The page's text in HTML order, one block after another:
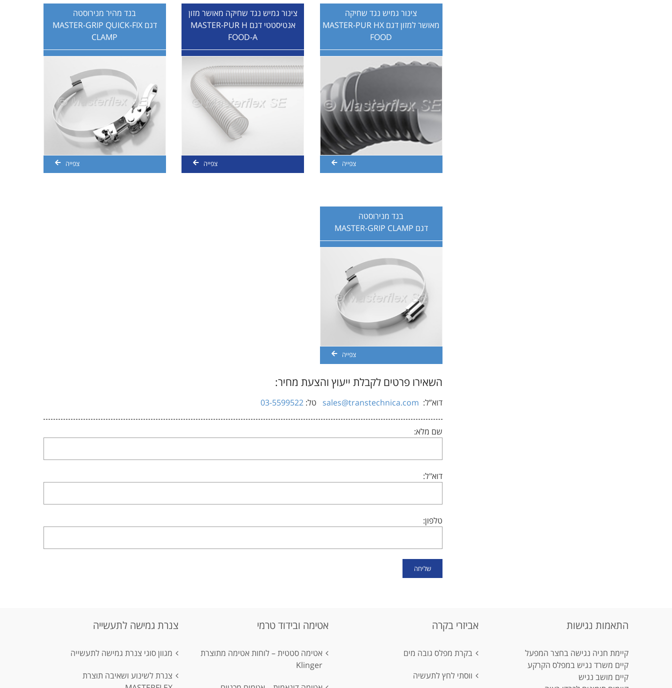
צינור גמיש נגד שחיקה
מאושר למזון דגם MASTER-PUR HX
FOOD
צפייה
צינור גמיש נגד שחיקה מאושר מזון
אנטיסטטי דגם MASTER-PUR H
FOOD-A
צפייה
בנד מהיר מנירוסטה
דגם MASTER-GRIP QUICK-FIX
CLAMP
צפייה
בנד מנירוסטה
דגם MASTER-GRIP CLAMP
צפייה
השאירו פרטים לקבלת ייעוץ והצעת מחיר:
דוא”ל: sales@transtechnica.com טל:03-5599522
שם מלא:
דוא"ל:
טלפון:
התאמות נגישות
קיימת חניה נגישה בחצר המפעל
קיים משרד נגיש במפלס הקרקע
קיים מושב נגיש
אביזרי בקרה
בקרת מפלס גובה מים
ווסתי לחץ לתעשיה
אטימה ובידוד טרמי
אטימה סטטית – לוחות אטימה מתוצרת
Klinger
צנרת גמישה לתעשייה
מגוון סוגי צנרת גמישה לתעשייה
צנרת לשינוע ושאיבה תוצרת